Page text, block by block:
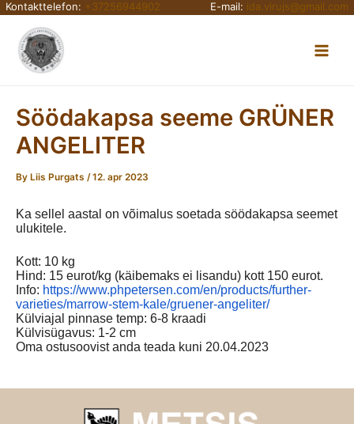
Skip
content
Kontakttelefon: +37256944902 E-mail: ida.virujs@gmail.com
Söödakapsa seeme GRÜNER
ANGELITER
By Liis Purgats /12. apr 2023
Ka sellel aastal on võimalus soetada söödakapsa seemet
ulukitele.
Kott: 10 kg
Hind: 15 eurot/kg (käibemaks ei lisandu) kott 150 eurot.
Info: https://www.phpetersen.com/en/products/further-
varieties/marrow-stem-kale/gruener-angeliter/
Külviajal pinnase temp: 6-8 kraadi
Külvisügavus: 1-2 cm
Oma ostusoovist anda teada kuni 20.04.2023